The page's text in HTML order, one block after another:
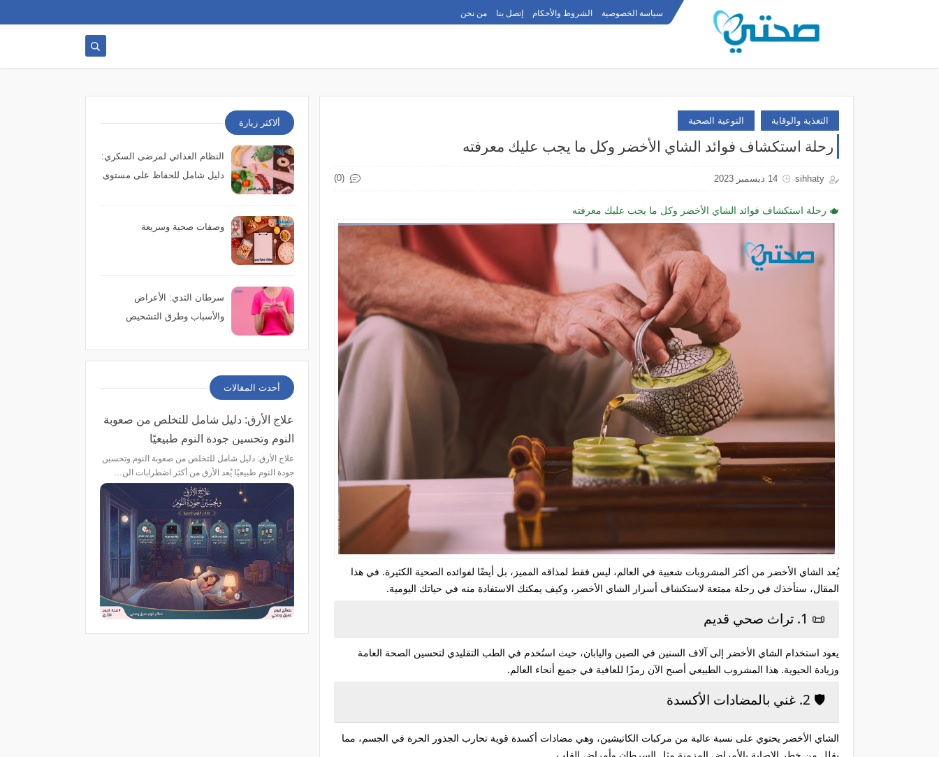
سياسة الخصوصية الشروط والأحكام إتصل بنا من نحن
التغذية والوقاية التوعية الصحية
رحلة استكشاف فوائد الشاي الأخضر وكل ما يجب عليك معرفته
sihhaty 14 ديسمبر 2023 (0)
🫖 رحلة استكشاف فوائد الشاي الأخضر وكل ما يجب عليك معرفته
يُعد الشاي الأخضر من أكثر المشروبات شعبية في العالم، ليس فقط لمذاقه المميز، بل أيضًا لفوائده الصحية الكثيرة. في هذا
المقال، سنأخذك في رحلة ممتعة لاستكشاف أسرار الشاي الأخضر، وكيف يمكنك الاستفادة منه في حياتك اليومية.
📜 1. تراث صحي قديم
يعود استخدام الشاي الأخضر إلى آلاف السنين في الصين واليابان، حيث استُخدم في الطب التقليدي لتحسين الصحة العامة
وزيادة الحيوية. هذا المشروب الطبيعي أصبح الآن رمزًا للعافية في جميع أنحاء العالم.
🛡️ 2. غني بالمضادات الأكسدة
الشاي الأخضر يحتوي على نسبة عالية من مركبات الكاتيشين، وهي مضادات أكسدة قوية تحارب الجذور الحرة في الجسم، مما
يقلل من خطر الإصابة بالأمراض المزمنة مثل السرطان وأمراض القلب.
ألاكثر زيارة
النظام الغذائي لمرضى السكري:
دليل شامل للحفاظ على مستوى
وصفات صحية وسريعة
سرطان الثدي: الأعراض
والأسباب وطرق التشخيص
أحدث المقالات
علاج الأرق: دليل شامل للتخلص من صعوبة
النوم وتحسين جودة النوم طبيعيًا
علاج الأرق: دليل شامل للتخلص من صعوبة النوم وتحسين
جودة النوم طبيعيًا يُعد الأرق من أكثر اضطرابات الن…